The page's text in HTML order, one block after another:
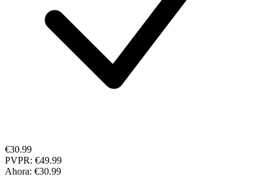
€30.99
PVPR: €49.99
Ahora: €30.99